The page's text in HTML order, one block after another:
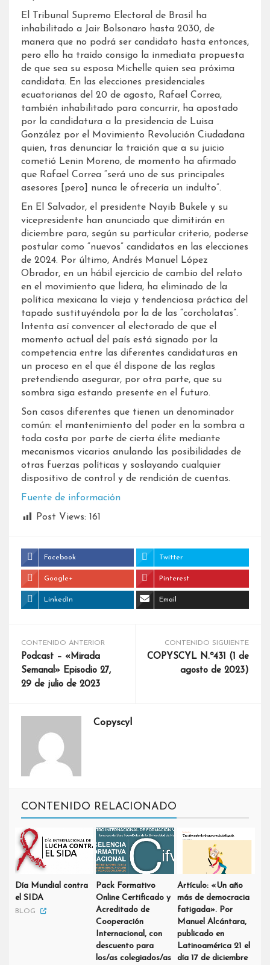
El Tribunal Supremo Electoral de Brasil ha
inhabilitado a Jair Bolsonaro hasta 2030, de
manera que no podrá ser candidato hasta entonces,
pero ello ha traído consigo la inmediata propuesta
de que sea su esposa Michelle quien sea próxima
candidata. En las elecciones presidenciales
ecuatorianas del 20 de agosto, Rafael Correa,
también inhabilitado para concurrir, ha apostado
por la candidatura a la presidencia de Luisa
González por el Movimiento Revolución Ciudadana
quien, tras denunciar la traición que a su juicio
cometió Lenin Moreno, de momento ha afirmado
que Rafael Correa “será uno de sus principales
asesores [pero] nunca le ofrecería un indulto”.
En El Salvador, el presidente Nayib Bukele y su
vicepresidente han anunciado que dimitirán en
diciembre para, según su particular criterio, poderse
postular como “nuevos” candidatos en las elecciones
de 2024. Por último, Andrés Manuel López
Obrador, en un hábil ejercicio de cambio del relato
en el movimiento que lidera, ha eliminado de la
política mexicana la vieja y tendenciosa práctica del
tapado sustituyéndola por la de las “corcholatas”.
Intenta así convencer al electorado de que el
momento actual del país está signado por la
competencia entre las diferentes candidaturas en
un proceso en el que él dispone de las reglas
pretendiendo asegurar, por otra parte, que su
sombra siga estando presente en el futuro.
Son casos diferentes que tienen un denominador
común: el mantenimiento del poder en la sombra a
toda costa por parte de cierta élite mediante
mecanismos vicarios anulando las posibilidades de
otras fuerzas políticas y soslayando cualquier
dispositivo de control y de rendición de cuentas.
Fuente de información
Post Views: 161
Facebook Twitter
Google+ Pinterest
LinkedIn Email
CONTENIDO ANTERIOR
Podcast – «Mirada
Semanal» Episodio 27,
29 de julio de 2023
CONTENIDO SIGUIENTE
COPYSCYL N.º431 (1 de
agosto de 2023)
Copyscyl
CONTENIDO RELACIONADO
Día Mundial contra
el SIDA
BLOG
Pack Formativo
Online Certificado y
Acreditado de
Cooperación
Internacional, con
descuento para
los/as colegiados/as
Artículo: «Un año
más de democracia
fatigada». Por
Manuel Alcántara,
publicado en
Latinoamérica 21 el
día 17 de diciembre